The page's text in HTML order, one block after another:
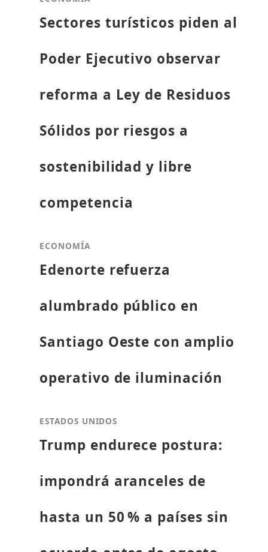
Sectores turísticos piden al
Poder Ejecutivo observar
reforma a Ley de Residuos
Sólidos por riesgos a
sostenibilidad y libre
competencia
ECONOMÍA
Edenorte refuerza
alumbrado público en
Santiago Oeste con amplio
operativo de iluminación
ESTADOS UNIDOS
Trump endurece postura:
impondrá aranceles de
hasta un 50 % a países sin